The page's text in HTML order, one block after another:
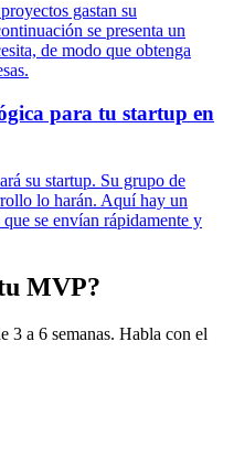
gastan su
se presenta un
de modo que obtenga
para tu startup en
su startup. Su grupo de
lo harán. Aquí hay un
se envían rápidamente y
MVP?
3 a 6 semanas. Habla con el